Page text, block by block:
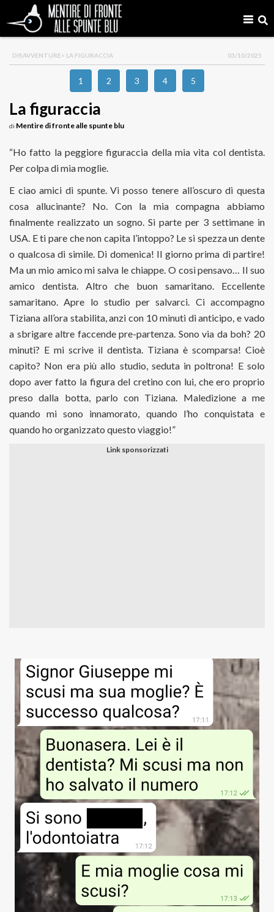
DISAVVENTURE> LA FIGURACCIA 03/10/2025
1 2 3 4 5
La figuraccia
di Mentire di fronte alle spunte blu
“Ho fatto la peggiore figuraccia della mia vita col dentista.
Per colpa di mia moglie.
E ciao amici di spunte. Vi posso tenere all’oscuro di questa
cosa allucinante? No. Con la mia compagna abbiamo
finalmente realizzato un sogno. Si parte per 3 settimane in
USA. E ti pare che non capita l’intoppo? Le si spezza un dente
o qualcosa di simile. Di domenica! Il giorno prima di partire!
Ma un mio amico mi salva le chiappe. O così pensavo… Il suo
amico dentista. Altro che buon samaritano. Eccellente
samaritano. Apre lo studio per salvarci. Ci accompagno
Tiziana all’ora stabilita, anzi con 10 minuti di anticipo, e vado
a sbrigare altre faccende pre-partenza. Sono via da boh? 20
minuti? E mi scrive il dentista. Tiziana è scomparsa! Cioè
capito? Non era più allo studio, seduta in poltrona! E solo
dopo aver fatto la figura del cretino con lui, che ero proprio
preso dalla botta, parlo con Tiziana. Maledizione a me
quando mi sono innamorato, quando l’ho conquistata e
quando ho organizzato questo viaggio!”